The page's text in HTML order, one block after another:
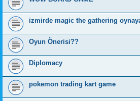
izmirde magic the gathering
Oyun Önerisi??
Diplomacy
pokemon trading kart game